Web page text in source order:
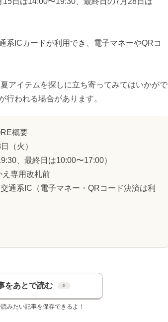
系ICカードが利用でき、電子マネーやQRコ
アイテムを探しに立ち寄ってみてはいかがで
われる場合があります。
概要
（火）
、最終日は10:00〜17:00）
専用改札前
通系IC（電子マネー・QRコード決済は利
をあとで読む 0
みたい記事を保存できるよ！